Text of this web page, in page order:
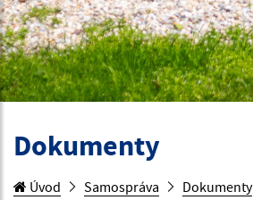
Dokumenty
Úvod Samospráva Dokumenty